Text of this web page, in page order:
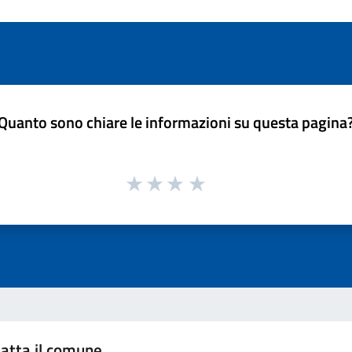
sono chiare le informazioni su questa